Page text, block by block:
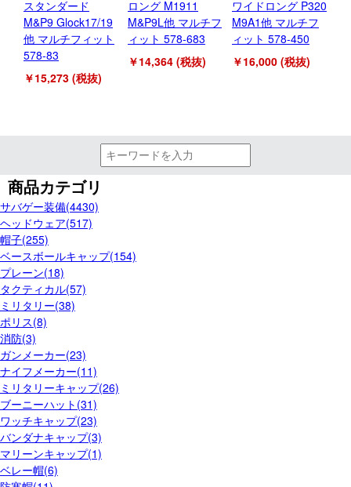
スタンダード
M&P9 Glock17/19
他 マルチフィット
578-83
￥15,273 (税抜)
ロング M1911
M&P9L他 マルチフ
ィット 578-683
￥14,364 (税抜)
ワイドロング P320
M9A1他 マルチフ
ィット 578-450
￥16,000 (税抜)
商品カテゴリ
サバゲー装備(4430)
ヘッドウェア(517)
帽子(255)
ベースボールキャップ(154)
プレーン(18)
タクティカル(57)
ミリタリー(38)
ポリス(8)
消防(3)
ガンメーカー(23)
ナイフメーカー(11)
ミリタリーキャップ(26)
ブーニーハット(31)
ワッチキャップ(23)
バンダナキャップ(3)
マリーンキャップ(1)
ベレー帽(6)